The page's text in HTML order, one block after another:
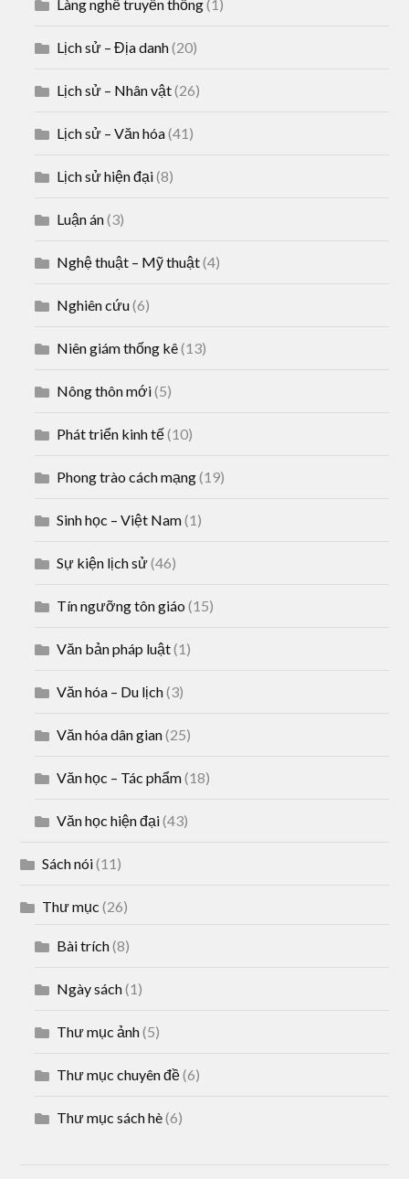
Làng nghề truyền thống(1)
Lịch sử – Địa danh(20)
Lịch sử – Nhân vật(26)
Lịch sử – Văn hóa(41)
Lịch sử hiện đại(8)
Luận án(3)
Nghệ thuật – Mỹ thuật(4)
Nghiên cứu(6)
Niên giám thống kê(13)
Nông thôn mới(5)
Phát triển kinh tế(10)
Phong trào cách mạng(19)
Sinh học – Việt Nam(1)
Sự kiện lịch sử(46)
Tín ngưỡng tôn giáo (15)
Văn bản pháp luật(1)
Văn hóa – Du lịch(3)
Văn hóa dân gian(25)
Văn học – Tác phẩm(18)
Văn học hiện đại(43)
Sách nói(11)
Thư mục (26)
Bài trích(8)
Ngày sách(1)
Thư mục ảnh(5)
Thư mục chuyên đề(6)
Thư mục sách hè(6)